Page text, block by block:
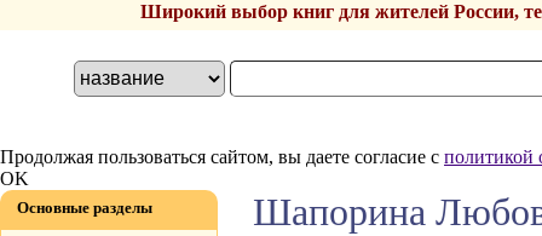
Широкий выбор книг для жителей России,
Продолжая пользоваться сайтом, вы даете согласие с политикой
OK
Основные разделы Шапорина